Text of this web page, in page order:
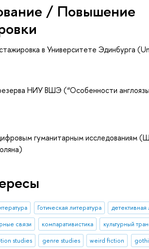
/ Повышение
в Университете Эдинбурга
НИУ ВШЭ (“Особенности
гуманитарным исследованиям
Готическая литература
детективная
связи компаративистика
культурный
studies genre studies weird fiction